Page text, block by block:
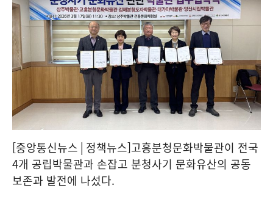
[중앙통신뉴스│정책뉴스]고흥분청문화박물관이 전국
4개 공립박물관과 손잡고 분청사기 문화유산의 공동
보존과 발전에 나섰다.